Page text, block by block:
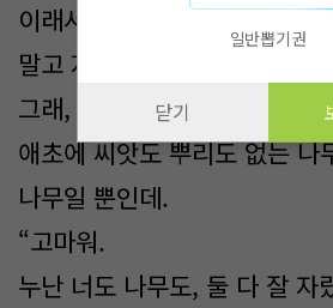
이래서 누군가를 볼 때 처음부
말고 지내면서 판단해보라는 거
그래, 큰 나무면 어떻고 작은
애초에 씨앗도 뿌리도 없는 나
나무일 뿐인데.
“고마워.
누난 너도 나무도, 둘 다 잘 자
일반뽑기권
닫기